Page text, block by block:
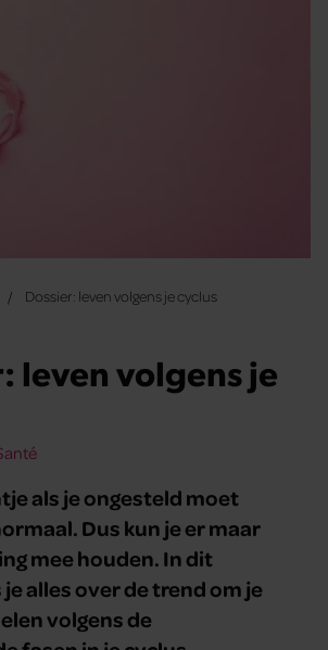
Dossier: leven volgens je cyclus
leven volgens je
als je ongesteld moet
Dus kun je er maar
mee houden. In dit
alles over de trend om je
volgens de